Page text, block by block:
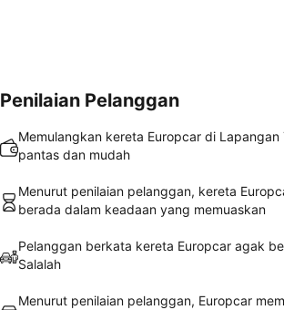
Penilaian Pelanggan
Memulangkan kereta Europcar di
pantas dan mudah
Menurut penilaian pelanggan, kereta
berada dalam keadaan yang memuaskan
Pelanggan berkata kereta Europcar agak
Salalah
Menurut penilaian pelanggan, Europcar